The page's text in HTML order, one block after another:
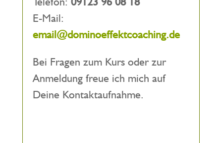
E-Mail:
email@dominoeffektcoaching.de
Bei Fragen zum Kurs oder zur
Anmeldung freue ich mich auf
Deine Kontaktaufnahme.